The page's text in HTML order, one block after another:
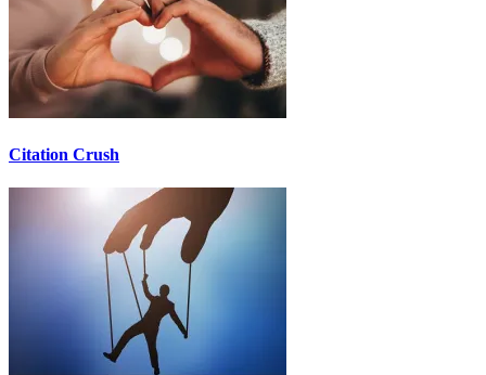
Citation Crush